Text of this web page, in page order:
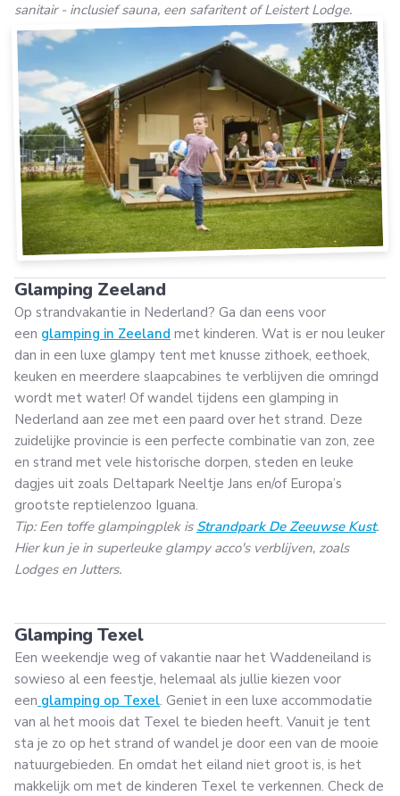
sanitair - inclusief sauna, een safaritent of Leistert Lodge.
Glamping Zeeland
Op strandvakantie in Nederland? Ga dan eens voor
een glamping in Zeeland met kinderen. Wat is er nou leuker
dan in een luxe glampy tent met knusse zithoek, eethoek,
keuken en meerdere slaapcabines te verblijven die omringd
wordt met water! Of wandel tijdens een glamping in
Nederland aan zee met een paard over het strand. Deze
zuidelijke provincie is een perfecte combinatie van zon, zee
en strand met vele historische dorpen, steden en leuke
dagjes uit zoals Deltapark Neeltje Jans en/of Europa’s
grootste reptielenzoo Iguana.
Tip: Een toffe glampingplek is Strandpark De Zeeuwse Kust.
Hier kun je in superleuke glampy acco's verblijven, zoals
Lodges en Jutters.
Glamping Texel
Een weekendje weg of vakantie naar het Waddeneiland is
sowieso al een feestje, helemaal als jullie kiezen voor
een glamping op Texel. Geniet in een luxe accommodatie
van al het moois dat Texel te bieden heeft. Vanuit je tent
sta je zo op het strand of wandel je door een van de mooie
natuurgebieden. En omdat het eiland niet groot is, is het
makkelijk om met de kinderen Texel te verkennen. Check de